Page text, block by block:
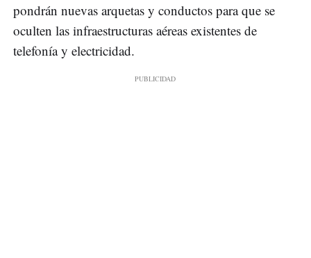
pondrán nuevas arquetas y conductos para que se
oculten las infraestructuras aéreas existentes de
telefonía y electricidad.